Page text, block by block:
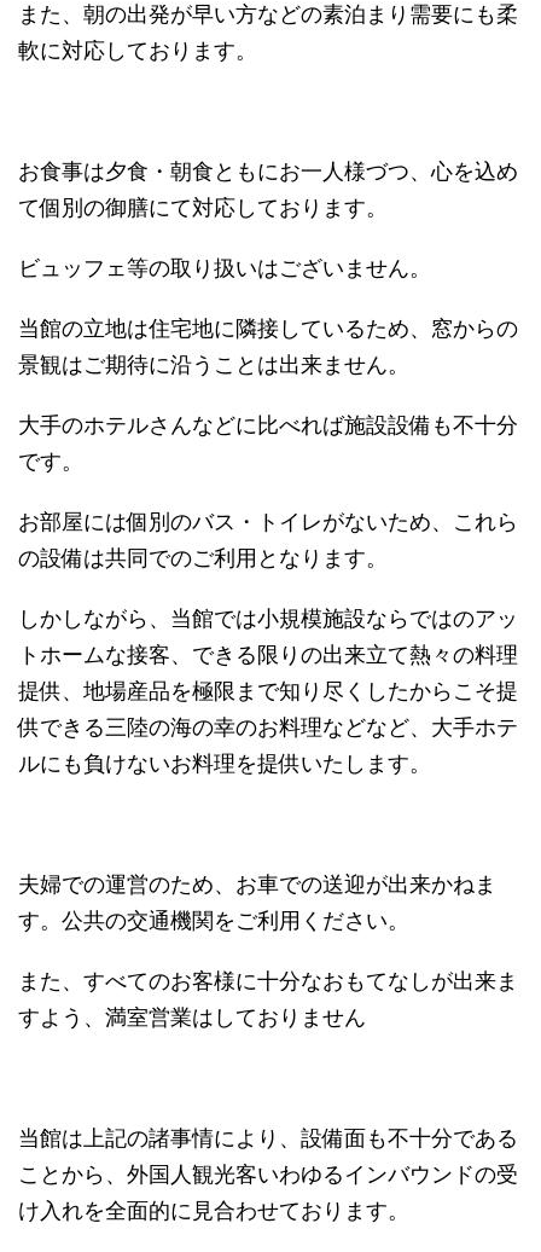
また、朝の出発が早い方などの素泊まり需要にも柔
軟に対応しております。
お食事は夕食・朝食ともにお一人様づつ、心を込め
て個別の御膳にて対応しております。
ビュッフェ等の取り扱いはございません。
当館の立地は住宅地に隣接しているため、窓からの
景観はご期待に沿うことは出来ません。
大手のホテルさんなどに比べれば施設設備も不十分
です。
お部屋には個別のバス・トイレがないため、これら
の設備は共同でのご利用となります。
しかしながら、当館では小規模施設ならではのアッ
トホームな接客、できる限りの出来立て熱々の料理
提供、地場産品を極限まで知り尽くしたからこそ提
供できる三陸の海の幸のお料理などなど、大手ホテ
ルにも負けないお料理を提供いたします。
夫婦での運営のため、お車での送迎が出来かねま
す。公共の交通機関をご利用ください。
また、すべてのお客様に十分なおもてなしが出来ま
すよう、満室営業はしておりません
当館は上記の諸事情により、設備面も不十分である
ことから、外国人観光客いわゆるインバウンドの受
け入れを全面的に見合わせております。